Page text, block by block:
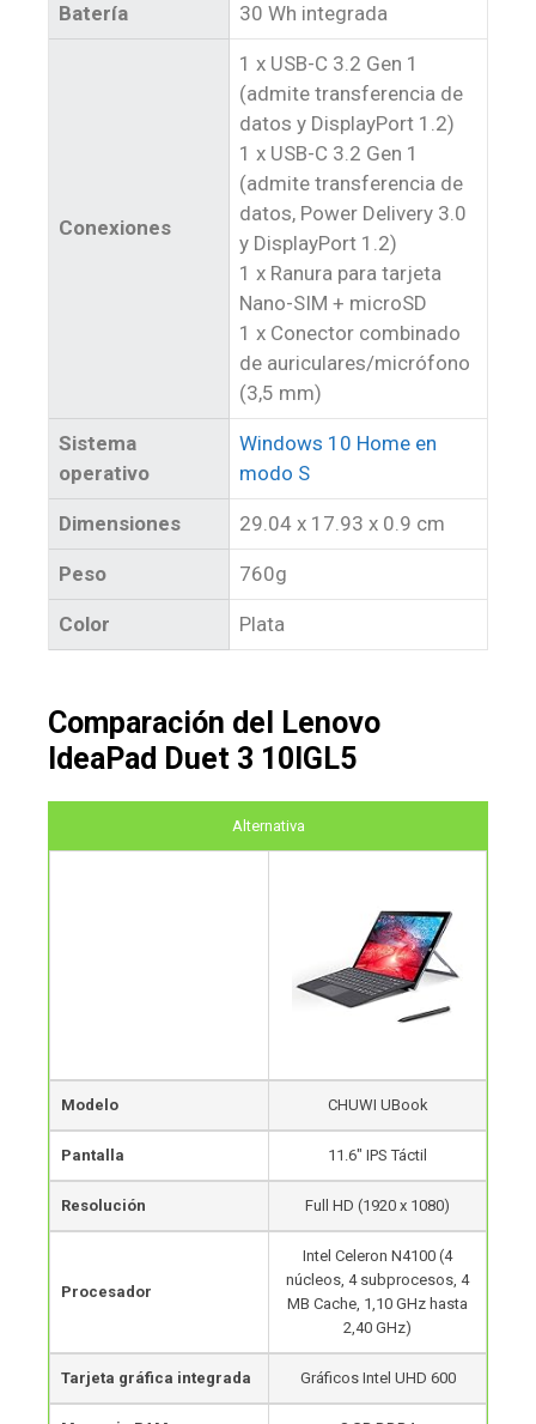
Batería 30 Wh integrada
Conexiones
1 x USB-C 3.2 Gen 1
(admite transferencia de
datos y DisplayPort 1.2)
1 x USB-C 3.2 Gen 1
(admite transferencia de
datos, Power Delivery 3.0
y DisplayPort 1.2)
1 x Ranura para tarjeta
Nano-SIM + microSD
1 x Conector combinado
de auriculares/micrófono
(3,5 mm)
Sistema
operativo
Windows 10 Home en
modo S
Dimensiones 29.04 x 17.93 x 0.9 cm
Peso 760g
Color Plata
Comparación del Lenovo
IdeaPad Duet 3 10IGL5
Alternativa
Modelo CHUWI UBook
Pantalla 11.6″ IPS Táctil
Resolución Full HD (1920 x 1080)
Procesador
Intel Celeron N4100 (4
núcleos, 4 subprocesos, 4
MB Cache, 1,10 GHz hasta
2,40 GHz)
Tarjeta gráfica integrada Gráficos Intel UHD 600